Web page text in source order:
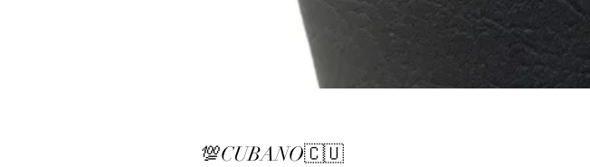
💯CUBANO🇨🇺